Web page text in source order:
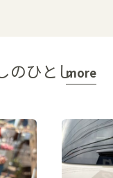
のひとしmore